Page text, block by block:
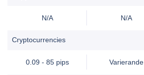
N/A N/A
Cryptocurrencies
0.09 - 85 pips Varierande